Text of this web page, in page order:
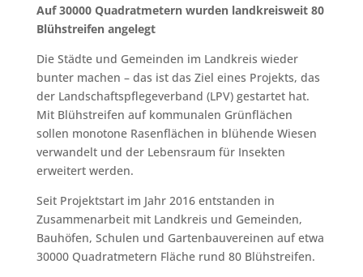
Auf 30000 Quadratmetern wurden landkreisweit 80
Blühstreifen angelegt
Die Städte und Gemeinden im Landkreis wieder
bunter machen – das ist das Ziel eines Projekts, das
der Landschaftspflegeverband (LPV) gestartet hat.
Mit Blühstreifen auf kommunalen Grünflächen
sollen monotone Rasenflächen in blühende Wiesen
verwandelt und der Lebensraum für Insekten
erweitert werden.
Seit Projektstart im Jahr 2016 entstanden in
Zusammenarbeit mit Landkreis und Gemeinden,
Bauhöfen, Schulen und Gartenbauvereinen auf etwa
30000 Quadratmetern Fläche rund 80 Blühstreifen.